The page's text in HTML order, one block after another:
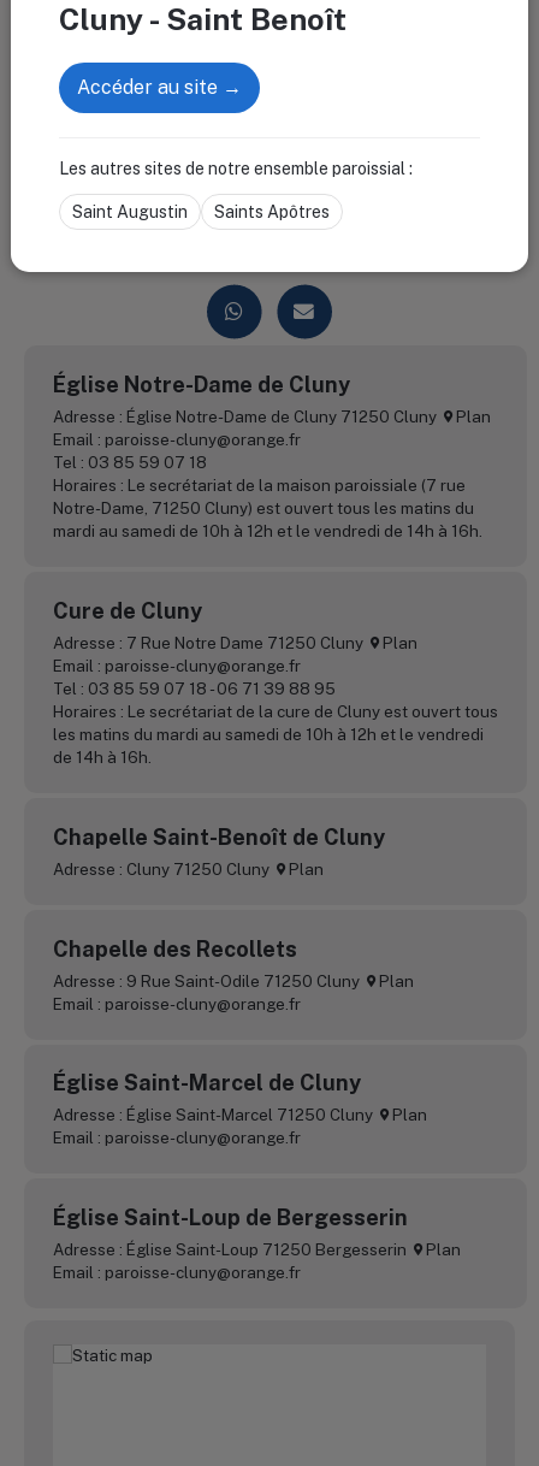
Rencontrons-nous
Vous avez une question, souhaitez rencontrer un prêtre, prier
Église Notre-Dame de Cluny
Adresse : Église Notre-Dame de Cluny 71250 Cluny
Plan
Email : paroisse-cluny@orange.fr
Tel : 03 85 59 07 18
Horaires : Le secrétariat de la maison paroissiale (7 rue
Notre-Dame, 71250 Cluny) est ouvert tous les matins du
mardi au samedi de 10h à 12h et le vendredi de 14h à 16h.
Cure de Cluny
Adresse : 7 Rue Notre Dame 71250 Cluny
Plan
Email : paroisse-cluny@orange.fr
Tel : 03 85 59 07 18 - 06 71 39 88 95
Horaires : Le secrétariat de la cure de Cluny est ouvert tous
les matins du mardi au samedi de 10h à 12h et le vendredi
de 14h à 16h.
Chapelle Saint-Benoît de Cluny
Adresse : Cluny 71250 Cluny Plan
Chapelle des Recollets
Adresse : 9 Rue Saint-Odile 71250 Cluny
Plan
Email : paroisse-cluny@orange.fr
Église Saint-Marcel de Cluny
Adresse : Église Saint-Marcel 71250 Cluny
Plan
Email : paroisse-cluny@orange.fr
Église Saint-Loup de Bergesserin
Adresse : Église Saint-Loup 71250 Bergesserin
Plan
Email : paroisse-cluny@orange.fr
Église Saint-Denis de Bourgvilain
Cluny - Saint Benoît
Accéder au site →
Les autres sites de notre ensemble paroissial :
Saint Augustin Saints Apôtres